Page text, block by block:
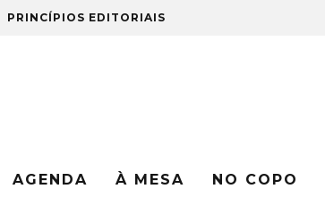
PRINCÍPIOS EDITORIAIS
AGENDA À MESA NO COPO